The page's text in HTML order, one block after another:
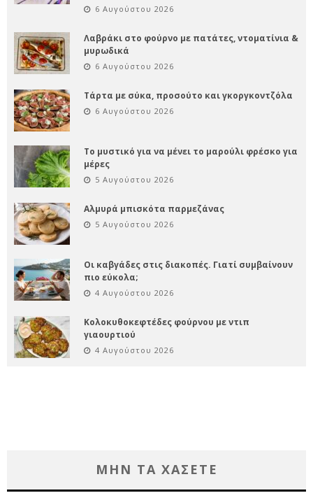
6 Αυγούστου 2026
Λαβράκι στο φούρνο με πατάτες, ντοματίνια &
μυρωδικά
6 Αυγούστου 2026
Τάρτα με σύκα, προσούτο και γκοργκοντζόλα
6 Αυγούστου 2026
Το μυστικό για να μένει το μαρούλι φρέσκο για
μέρες
5 Αυγούστου 2026
Αλμυρά μπισκότα παρμεζάνας
5 Αυγούστου 2026
Οι καβγάδες στις διακοπές. Γιατί συμβαίνουν
πιο εύκολα;
4 Αυγούστου 2026
Κολοκυθοκεφτέδες φούρνου με ντιπ
γιαουρτιού
4 Αυγούστου 2026
ΜΗΝ ΤΑ ΧΑΣΕΤΕ